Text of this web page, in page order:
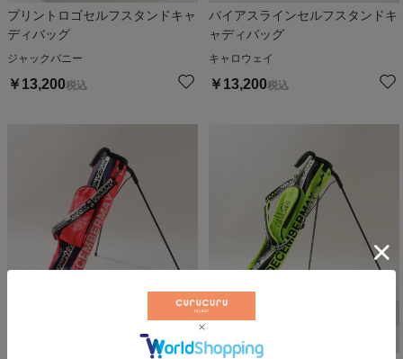
プリントロゴセルフスタンドキャ
ディバッグ
ジャックバニー
￥ 13,200税込
バイアスラインセルフスタンドキ
ャディバッグ
キャロウェイ
￥ 13,200税込